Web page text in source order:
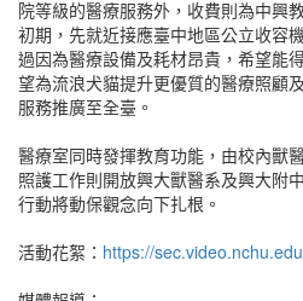
院等級的醫療服務外，收費則為中興
初期，先就近接應臺中地區公立收容
過因為醫療設備及耗材昂貴，希望能
望為流浪犬貓提升更優質的醫療照顧
服務推廣至全臺。
醫療室同時發揮教育功能，由校內獸
照護工作則開放興大獸醫系及興大附
行動將動保觀念向下扎根。
活動花絮： https://